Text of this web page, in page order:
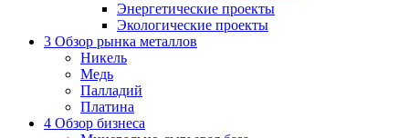
Энергетические проекты
Экологические проекты
3 Обзор рынка металлов
Никель
Медь
Палладий
Платина
4 Обзор бизнеса